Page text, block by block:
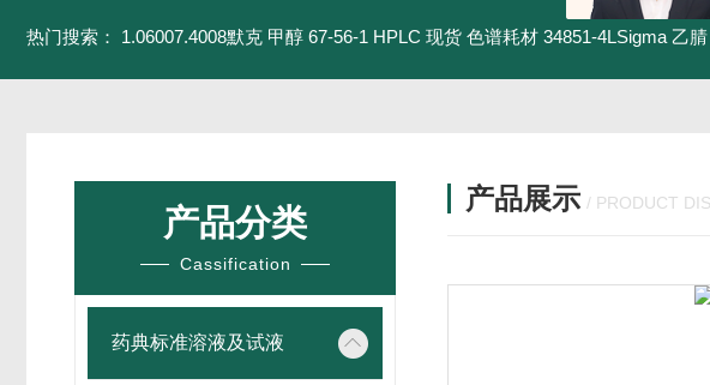
热门搜索： 1.06007.4008默克 甲醇 67-56-1 HPLC 现货 色谱耗材 34851-4LSigma 乙
产品分类
Cassification
药典标准溶液及试液
产品展示 / PRODUCT